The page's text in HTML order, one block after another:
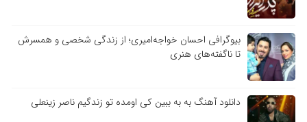
بیوگرافی احسان خواجه‌امیری؛ از زندگی شخصی و همسرش
تا ناگفته‌های هنری
دانلود آهنگ به به ببین کی اومده تو زندگیم ناصر زینعلی